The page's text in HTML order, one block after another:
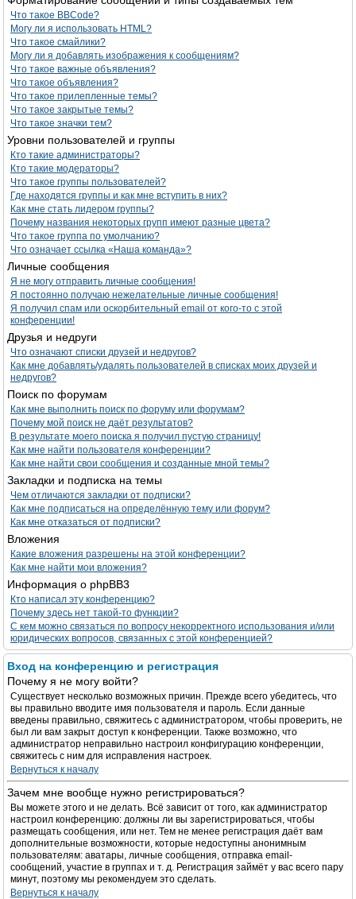
Что такое BBCode?
Могу ли я использовать HTML?
Что такое смайлики?
Могу ли я добавлять изображения к сообщениям?
Что такое важные объявления?
Что такое объявления?
Что такое прилепленные темы?
Что такое закрытые темы?
Что такое значки тем?
Уровни пользователей и группы
Кто такие администраторы?
Кто такие модераторы?
Что такое группы пользователей?
Где находятся группы и как мне вступить в них?
Как мне стать лидером группы?
Почему названия некоторых групп имеют разные цвета?
Что такое группа по умолчанию?
Что означает ссылка «Наша команда»?
Личные сообщения
Я не могу отправить личные сообщения!
Я постоянно получаю нежелательные личные сообщения!
Я получил спам или оскорбительный email от кого-то с этой
конференции!
Друзья и недруги
Что означают списки друзей и недругов?
Как мне добавлять/удалять пользователей в списках моих друзей и
недругов?
Поиск по форумам
Как мне выполнить поиск по форуму или форумам?
Почему мой поиск не даёт результатов?
В результате моего поиска я получил пустую страницу!
Как мне найти пользователя конференции?
Как мне найти свои сообщения и созданные мной темы?
Закладки и подписка на темы
Чем отличаются закладки от подписки?
Как мне подписаться на определённую тему или форум?
Как мне отказаться от подписки?
Вложения
Какие вложения разрешены на этой конференции?
Как мне найти мои вложения?
Информация о phpBB3
Кто написал эту конференцию?
Почему здесь нет такой-то функции?
С кем можно связаться по вопросу некорректного использования и/или
юридических вопросов, связанных с этой конференцией?
Вход на конференцию и регистрация
Почему я не могу войти?
Существует несколько возможных причин. Прежде всего убедитесь, что
вы правильно вводите имя пользователя и пароль. Если данные
введены правильно, свяжитесь с администратором, чтобы проверить, не
был ли вам закрыт доступ к конференции. Также возможно, что
администратор неправильно настроил конфигурацию конференции,
свяжитесь с ним для исправления настроек.
Вернуться к началу
Зачем мне вообще нужно регистрироваться?
Вы можете этого и не делать. Всё зависит от того, как администратор
настроил конференцию: должны ли вы зарегистрироваться, чтобы
размещать сообщения, или нет. Тем не менее регистрация даёт вам
дополнительные возможности, которые недоступны анонимным
пользователям: аватары, личные сообщения, отправка email-
сообщений, участие в группах и т. д. Регистрация займёт у вас всего пару
минут, поэтому мы рекомендуем это сделать.
Вернуться к началу